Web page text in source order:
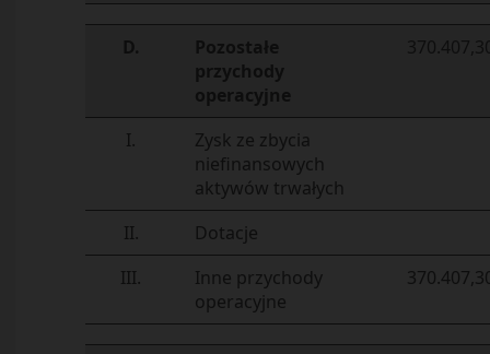
D.
Pozostałe
przychody
operacyjne
I.
Zysk ze zbycia
niefinansowych
aktywów trwałych
II.
Dotacje
III.
Inne przychody
operacyjne